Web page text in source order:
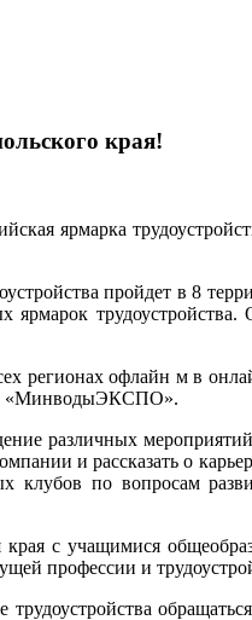
края!
ярмарка
пройдет в 8
офлайн м в
«МинводыЭКСПО».
мероприятий
и рассказать о
клубов по вопросам
учащимися
профессии и